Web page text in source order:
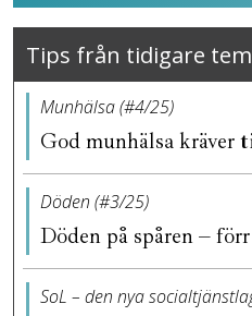
Tips från tidigare
Munhälsa (#4/25)
God munhälsa kräver
Döden (#3/25)
Döden på spåren –
SoL – den nya